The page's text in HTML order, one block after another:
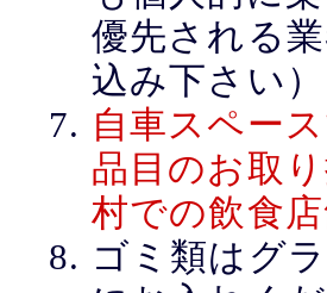
優先される
込み下さい）
自車スペー
品目のお取
村での飲食
ゴミ類はグ